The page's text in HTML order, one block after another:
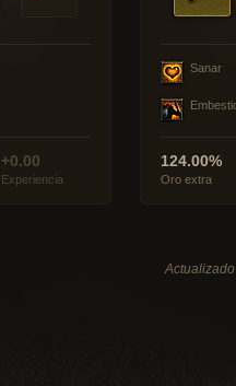
+0.00
Experiencia
Sanar
124.00%
Oro extra